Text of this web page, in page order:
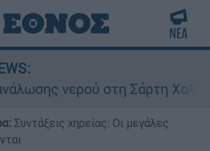
στη Σάρτη Χαλκιδικής -
Συντάξεις χηρείας: Οι μεγάλες